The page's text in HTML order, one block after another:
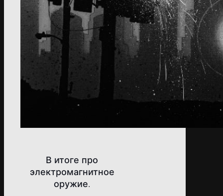
В итоге про
электромагнитное
оружие.